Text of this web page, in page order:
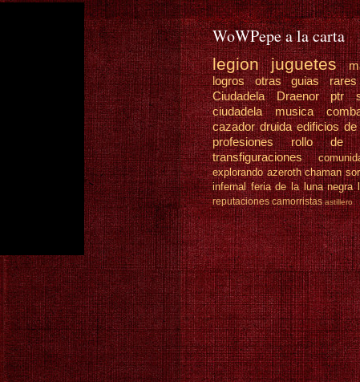
WoWPepe a la carta
legion juguetes
logros
otras guias
Ciudadela Draenor
ptr
ciudadela
musica
cazador druida edificios
profesiones
rollo de
transfiguraciones
explorando azeroth chaman
infernal feria de la luna negra
reputaciones camorristas astillero